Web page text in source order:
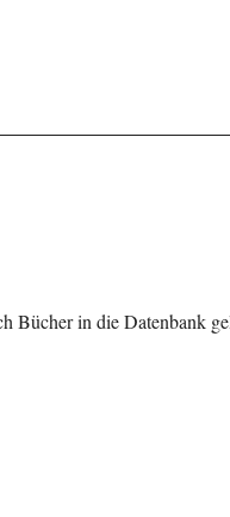
Bücher in die Datenbank